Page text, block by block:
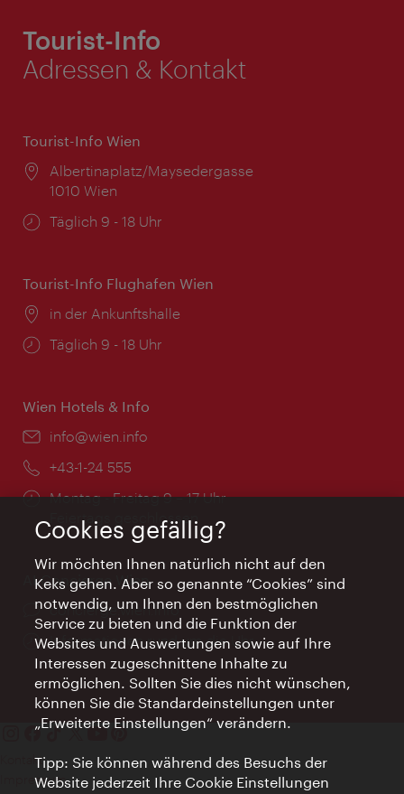
Tourist-Info
Adressen & Kontakt
Tourist-Info Wien
Ort:
Albertinaplatz/Maysedergasse
1010 Wien
Öffnungszeiten:
Täglich 9 - 18 Uhr
Tourist-Info Flughafen Wien
Ort:
in der Ankunftshalle
Öffnungszeiten:
Täglich 9 - 18 Uhr
Wien Hotels & Info
Email:
info@wien.info
Telefon:
+43-1-24 555
Öffnungszeiten:
Montag - Freitag 9 – 17 Uhr
Feiertags geschlossen
AI Concierge Wien
Ort:
concierge.wien.info
Öffnungszeiten:
Informationen rund um die Uhr
Kontakt
Impressum
Cookies gefällig?
Wir möchten Ihnen natürlich nicht auf den
Keks gehen. Aber so genannte “Cookies” sind
notwendig, um Ihnen den bestmöglichen
Service zu bieten und die Funktion der
Websites und Auswertungen sowie auf Ihre
Interessen zugeschnittene Inhalte zu
ermöglichen. Sollten Sie dies nicht wünschen,
können Sie die Standardeinstellungen unter
„Erweiterte Einstellungen“ verändern.
Tipp: Sie können während des Besuchs der
Website jederzeit Ihre Cookie Einstellungen